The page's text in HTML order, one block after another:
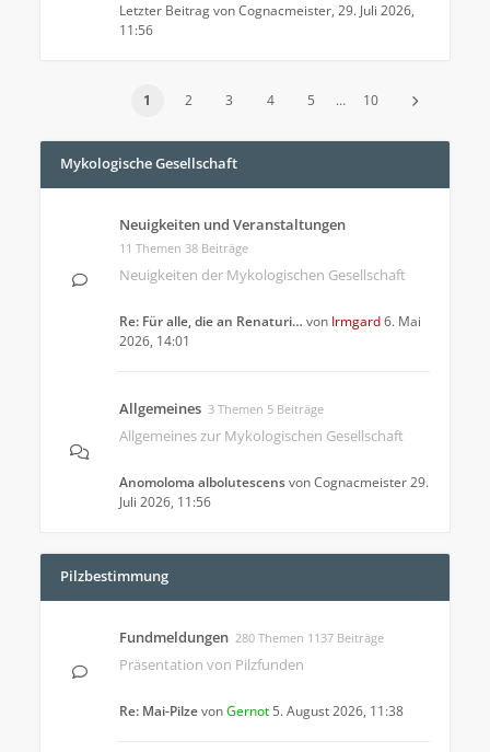
Letzter Beitrag vonCognacmeister, 29. Juli 2026,
11:56
1 2 3 4 5 … 10
Mykologische Gesellschaft
Neuigkeiten und Veranstaltungen
11 Themen 38 Beiträge
Neuigkeiten der Mykologischen Gesellschaft
Re: Für alle, die an Renaturi… von Irmgard6. Mai
2026, 14:01
Allgemeines 3 Themen 5 Beiträge
Allgemeines zur Mykologischen Gesellschaft
Anomoloma albolutescensvonCognacmeister29.
Juli 2026, 11:56
Pilzbestimmung
Fundmeldungen 280 Themen 1137 Beiträge
Präsentation von Pilzfunden
Re: Mai-PilzevonGernot 5. August 2026, 11:38